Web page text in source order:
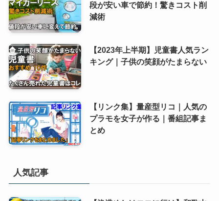
段が安い車で節約！驚きコスト削
減術
【2023年上半期】児童書人気ラン
キング｜子供の笑顔がたまらない
【リンク集】量産型リコ｜人気の
プラモを女子が作る｜番組記事ま
とめ
人気記事